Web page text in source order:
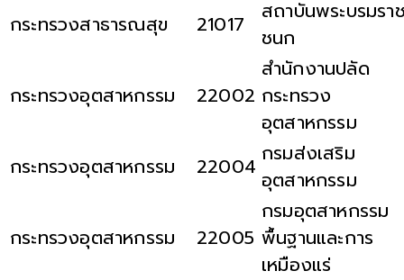
กระทรวงสาธารณสุข 21017
สถาบันพระบรมรา
ชนก
กระทรวงอุตสาหกรรม 22002
สำนักงานปลัด
กระทรวง
อุตสาหกรรม
กระทรวงอุตสาหกรรม
22004 กรมส่งเสริม
อุตสาหกรรม
กระทรวงอุตสาหกรรม 22005
กรมอุตสาหกรรม
พื้นฐานและการ
เหมืองแร่